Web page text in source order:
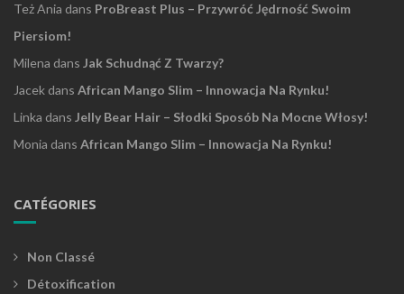
Też Ania dans ProBreast Plus – Przywróć Jędrność Swoim
Piersiom!
Milena dans Jak Schudnąć Z Twarzy?
Jacek dans African Mango Slim – Innowacja Na Rynku!
Linka dans Jelly Bear Hair – Słodki Sposób Na Mocne Włosy!
Monia dans African Mango Slim – Innowacja Na Rynku!
CATÉGORIES
Non Classé
Détoxification